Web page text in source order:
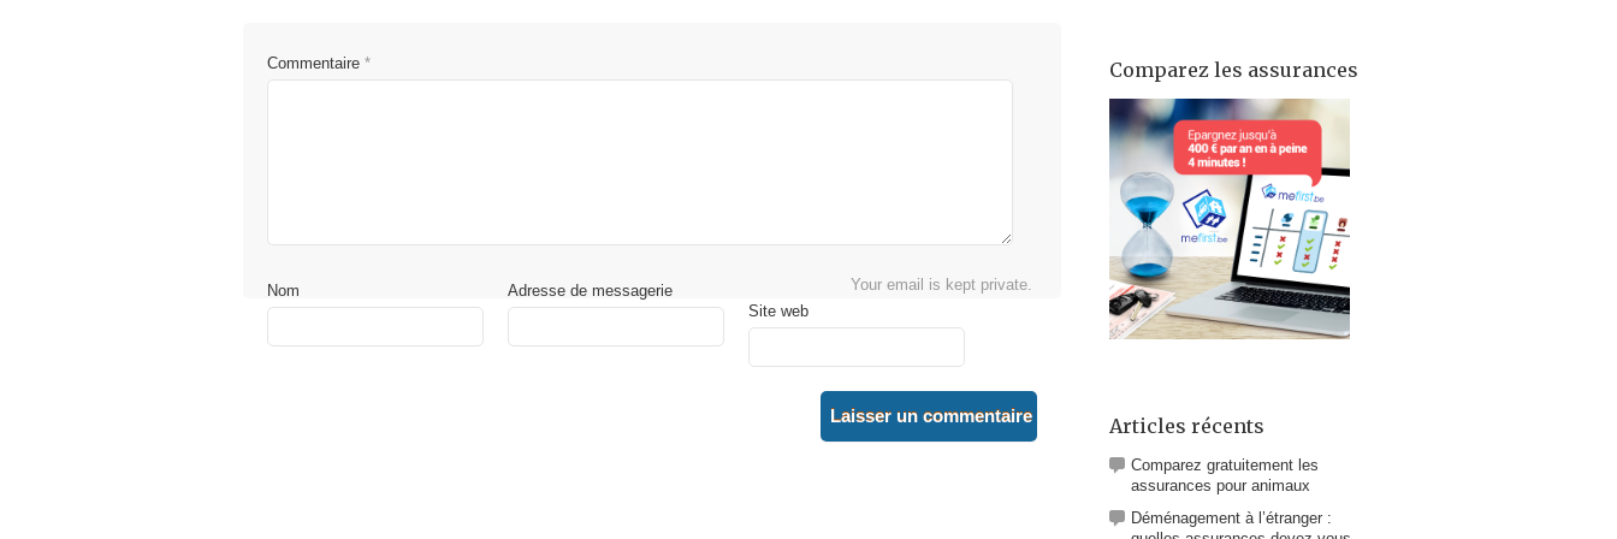
Commentaire *
Your email is kept private.
Nom
Adresse de messagerie
Site web
Comparez les assurances
Articles récents
Comparez gratuitement les
assurances pour animaux
Déménagement à l’étranger :